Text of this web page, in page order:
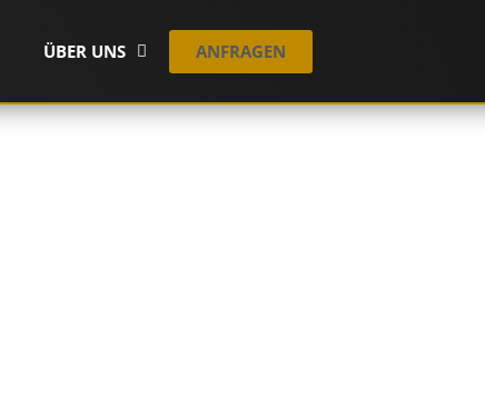
ÜBER UNS ANFRAGEN